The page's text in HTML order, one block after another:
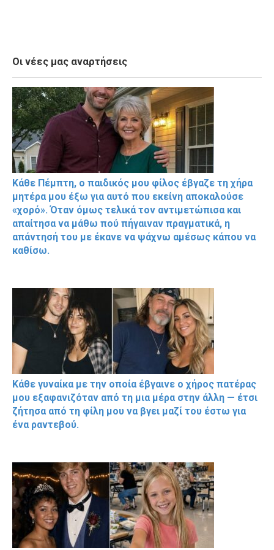
Οι νέες μας αναρτήσεις
Κάθε Πέμπτη, ο παιδικός μου φίλος έβγαζε τη χήρα
μητέρα μου έξω για αυτό που εκείνη αποκαλούσε
«χορό». Όταν όμως τελικά τον αντιμετώπισα και
απαίτησα να μάθω πού πήγαιναν πραγματικά, η
απάντησή του με έκανε να ψάχνω αμέσως κάπου να
καθίσω.
Κάθε γυναίκα με την οποία έβγαινε ο χήρος πατέρας
μου εξαφανιζόταν από τη μια μέρα στην άλλη — έτσι
ζήτησα από τη φίλη μου να βγει μαζί του έστω για
ένα ραντεβού.